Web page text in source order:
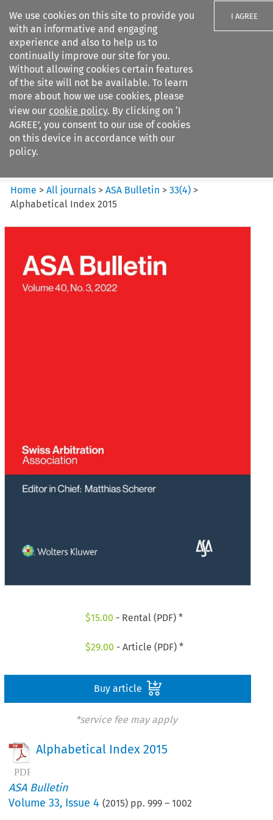
We use cookies on this site to provide you
with an informative and engaging
experience and also to help us to
continually improve our site for you.
Without allowing cookies certain features
of the site will not be available. To learn
more about how we use cookies, please
view our cookie policy. By clicking on ‘I
AGREE’, you consent to our use of cookies
on this device in accordance with our
policy.
I AGREE
Search filters
ASA Bulletin
Home >All journals >ASA Bulletin >33(4) >
Alphabetical Index 2015
$15.00 - Rental (PDF) *
$29.00 - Article (PDF) *
Buy article
*service fee may apply
Alphabetical Index 2015
ASA Bulletin
Volume33, Issue 4 (2015) pp.999 –1002